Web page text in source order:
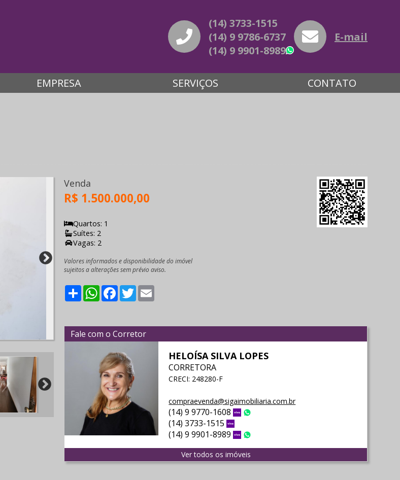
(14) 3733-1515
(14) 9 9786-6737
(14) 9 9901-8989
WhatsApp
E-mail
EMPRESA SERVIÇOS CONTATO
Venda
R$ 1.500.000,00
Quartos: 1
Suítes: 2
Vagas: 2
Valores informados e disponibilidade do imóvel
sujeitos a alterações sem prévio aviso.
ShareWhatsApp
Facebook
Twitter
Fale com o Corretor
HELOÍSA SILVA LOPES
CORRETORA
CRECI: 248280-F
compraevenda@sigaimobiliaria.com.br
(14) 9 9770-1608 Vivo
(14) 3733-1515
(14) 9 9901-8989 Vivo
Ver todos os imóveis